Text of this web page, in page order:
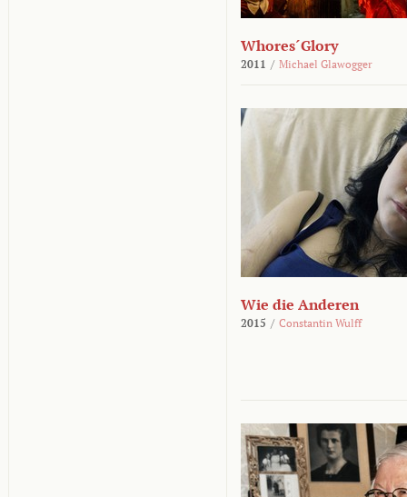
Whores´Glory
2011 / Michael Glawogger
Wie die Anderen
2015 / Constantin Wulff